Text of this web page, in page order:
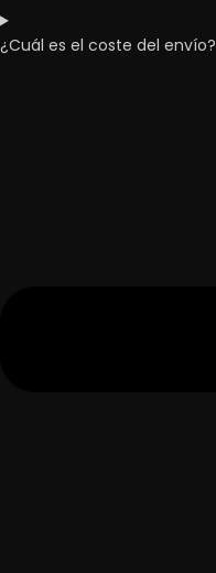
¿Cuál es el coste del envío?